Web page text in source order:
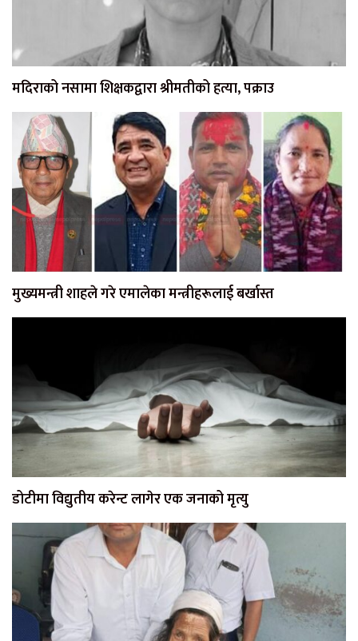
मदिराको नसामा शिक्षकद्वारा श्रीमतीको हत्या, पक्राउ
मुख्यमन्त्री शाहले गरे एमालेका मन्त्रीहरूलाई बर्खास्त
डोटीमा विद्युतीय करेन्ट लागेर एक जनाको मृत्यु